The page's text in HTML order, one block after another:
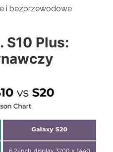
i bezprzewodowe
S10 Plus: